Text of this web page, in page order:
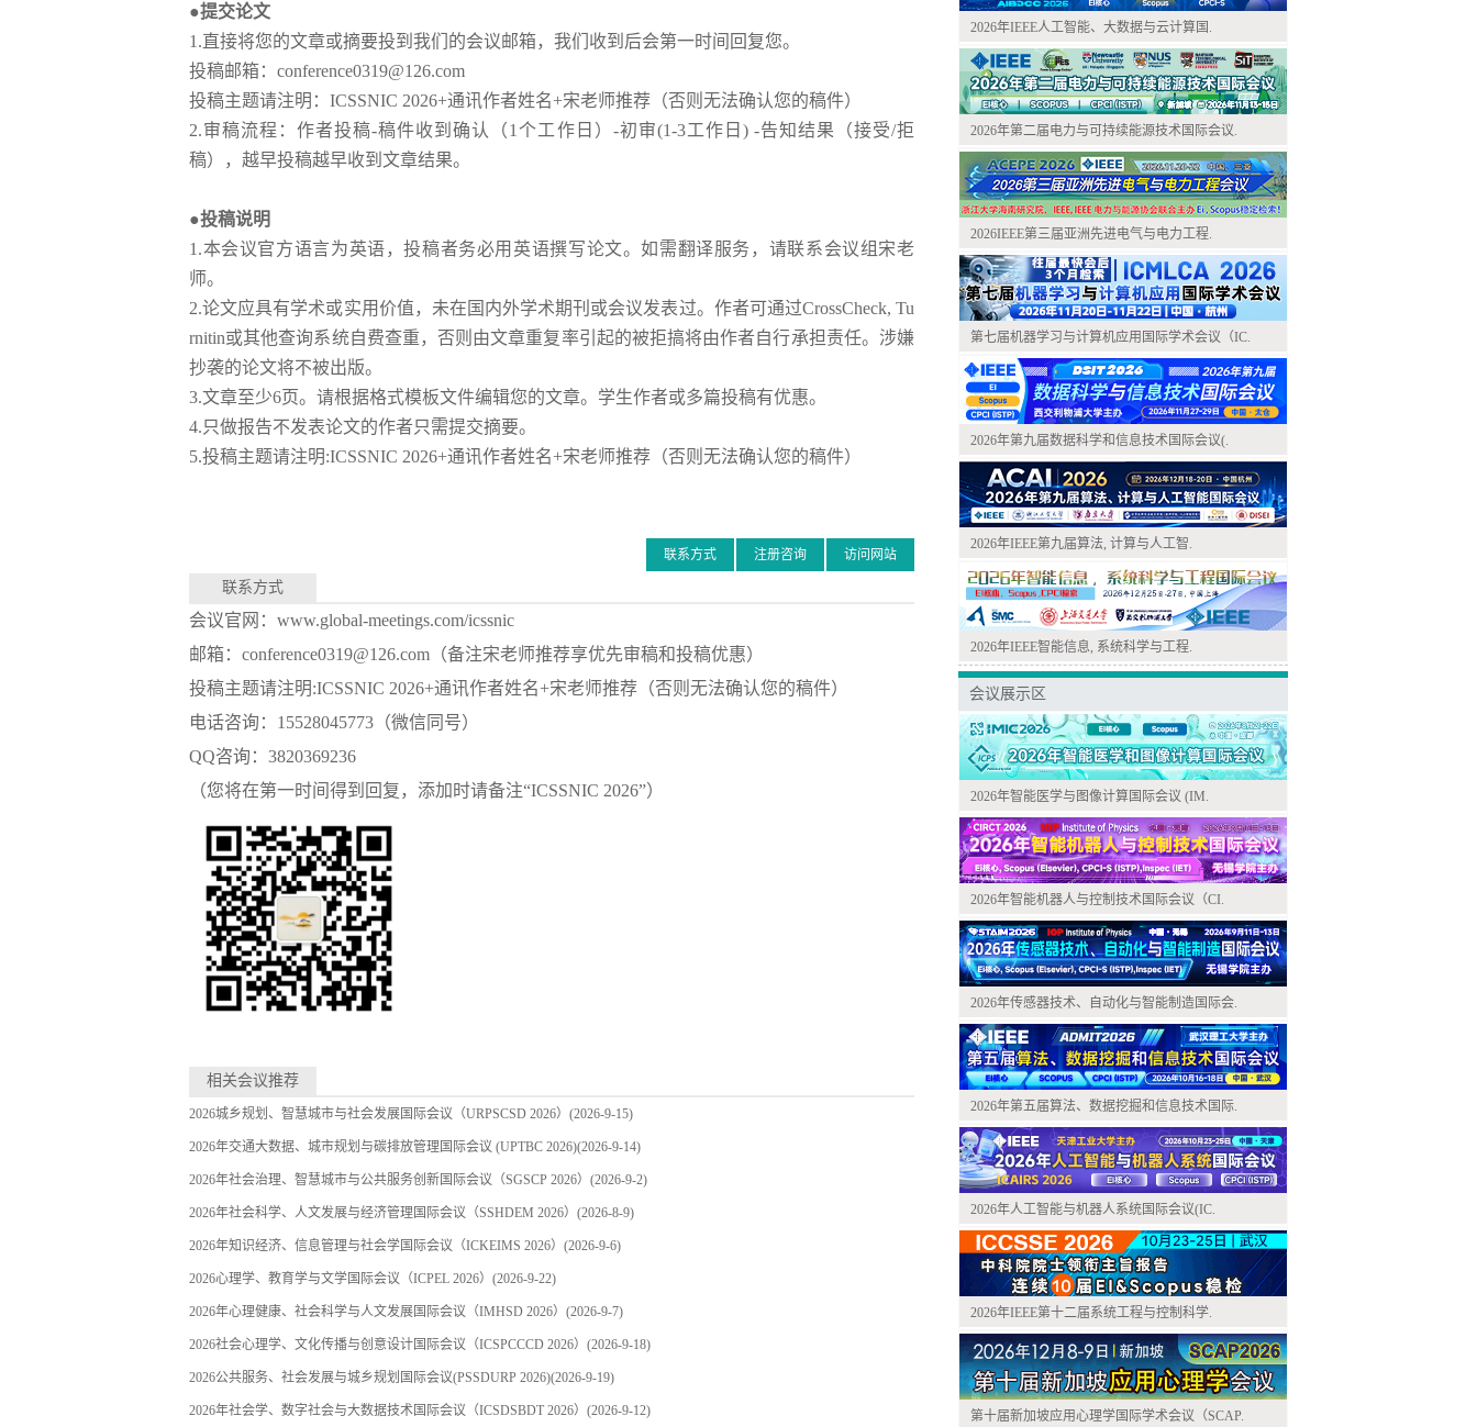
●提交论文
1.直接将您的文章或摘要投到我们的会议邮箱，我们收到后会第一时间回复您。
投稿邮箱： conference0319@126.com
投稿主题请注明： ICSSNIC 2026+通讯作者姓名+宋老师推荐（否则无法确认您的稿件）
2.审稿流程：作者投稿-稿件收到确认（1个工作日）-初审(1-3工作日) -告知结果（接受/拒
稿），越早投稿越早收到文章结果。
●投稿说明
1.本会议官方语言为英语，投稿者务必用英语撰写论文。如需翻译服务，请联系会议组宋老
师。
2.论文应具有学术或实用价值，未在国内外学术期刊或会议发表过。作者可通过CrossCheck, Tu
rnitin或其他查询系统自费查重，否则由文章重复率引起的被拒搞将由作者自行承担责任。涉嫌
抄袭的论文将不被出版。
3.文章至少6页。请根据格式模板文件编辑您的文章。学生作者或多篇投稿有优惠。
4.只做报告不发表论文的作者只需提交摘要。
5.投稿主题请注明:ICSSNIC 2026+通讯作者姓名+宋老师推荐（否则无法确认您的稿件）
访问网站
注册咨询
联系方式
联系方式
会议官网：www.global-meetings.com/icssnic
邮箱： conference0319@126.com （备注宋老师推荐享优先审稿和投稿优惠）
投稿主题请注明:ICSSNIC 2026+通讯作者姓名+宋老师推荐（否则无法确认您的稿件）
电话咨询： 15528045773（微信同号）
QQ咨询：3820369236
（您将在第一时间得到回复，添加时请备注“ICSSNIC 2026”）
相关会议推荐
2026城乡规划、智慧城市与社会发展国际会议（URPSCSD 2026） (2026-9-15)
2026年交通大数据、城市规划与碳排放管理国际会议 (UPTBC 2026)(2026-9-14)
2026年社会治理、智慧城市与公共服务创新国际会议（SGSCP 2026） (2026-9-2)
2026年社会科学、人文发展与经济管理国际会议（SSHDEM 2026） (2026-8-9)
2026年知识经济、信息管理与社会学国际会议（ICKEIMS 2026） (2026-9-6)
2026心理学、教育学与文学国际会议（ICPEL 2026） (2026-9-22)
2026年心理健康、社会科学与人文发展国际会议（IMHSD 2026） (2026-9-7)
2026社会心理学、文化传播与创意设计国际会议（ICSPCCCD 2026） (2026-9-18)
2026公共服务、社会发展与城乡规划国际会议(PSSDURP 2026)(2026-9-19)
2026年社会学、数字社会与大数据技术国际会议（ICSDSBDT 2026） (2026-9-12)
2026年IEEE人工智能、大数据与云计算国.
2026年第二届电力与可持续能源技术国际会议.
2026IEEE第三届亚洲先进电气与电力工程.
第七届机器学习与计算机应用国际学术会议（IC.
2026年第九届数据科学和信息技术国际会议(.
2026年IEEE第九届算法, 计算与人工智.
2026年IEEE智能信息, 系统科学与工程.
会议展示区
2026年智能医学与图像计算国际会议 (IM.
2026年智能机器人与控制技术国际会议（CI.
2026年传感器技术、自动化与智能制造国际会.
2026年第五届算法、数据挖掘和信息技术国际.
2026年人工智能与机器人系统国际会议(IC.
2026年IEEE第十二届系统工程与控制科学.
第十届新加坡应用心理学国际学术会议（SCAP.